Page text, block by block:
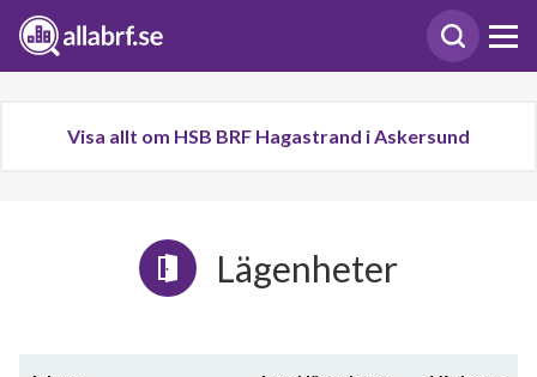
Visa allt om HSB BRF Hagastrand i Askersund
Lägenheter